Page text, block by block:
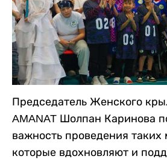
Председатель Женского
AMANAT Шолпан Каринова
важность проведения таких
которые вдохновляют и